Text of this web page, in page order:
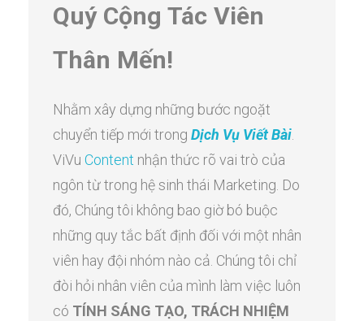
Quý Cộng Tác Viên
Thân Mến!
Nhằm xây dựng những bước ngoặt
chuyển tiếp mới trongDịch Vụ Viết Bài
ViVuContent nhận thức rõ vai trò của
ngôn từ trong hệ sinh thái Marketing. Do
đó, Chúng tôi không bao giờ bó buộc
những quy tắc bất định đối với một nhân
viên hay đội nhóm nào cả. Chúng tôi chỉ
đòi hỏi nhân viên của mình làm việc luôn
có TÍNH SÁNG TẠO, TRÁCH NHIỆM